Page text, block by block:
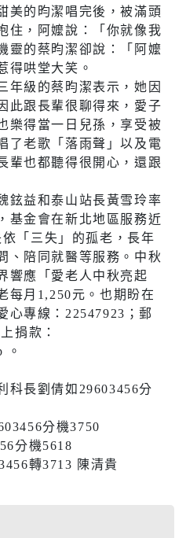
美的昀潔唱完後，被滿頭
住，阿嬤說：「你就像我
靈的蔡昀潔卻說：「阿嬤
得哄堂大笑。
年級的蔡昀潔表示，她因
此跟長輩很聊得來，愛子
樂得當一日兒孫，享受被
了老歌「落雨聲」以及電
輩也都聽得很開心，還跟
鉉益和泰山站長黃雪玲率
基金會在新北地區服務近
「三失」的孤老，長年
、陪同就醫等服務。中秋
響應「愛老人中秋亮起
每月1,250元。也期盼在
心專線：22547923；郵
捐款：
。
科長劉倩如29603456分
分機3750
分機5618
轉3713 陳清貴